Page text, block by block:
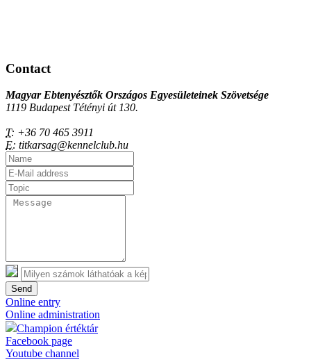
Contact
Magyar Ebtenyésztők Országos Egyesületeinek Szövetsége
1119 Budapest Tétényi út 130.
T: +36 70 465 3911
E: titkarsag@kennelclub.hu
Send
Online entry
Online administration
Champion értéktár
Facebook page
Youtube channel